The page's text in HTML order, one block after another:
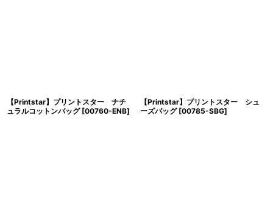
【Printstar】プリントスター ナチ
ュラルコットンバッグ [00760-ENB]
【Printstar】プリントスター シュ
ーズバッグ [00785-SBG]